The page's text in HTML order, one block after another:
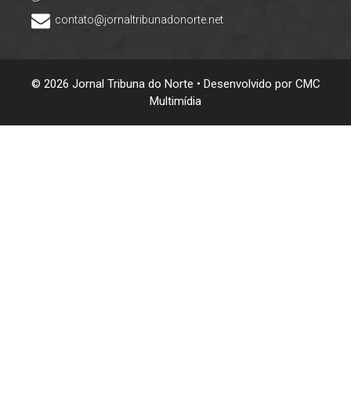
contato@jornaltribunadonorte.net
© 2026 Jornal Tribuna do Norte • Desenvolvido por CMC
Multimídia